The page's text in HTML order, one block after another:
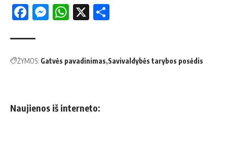
Facebook
Messenger
WhatsApp
X
ŽYMOS: Gatvės pavadinimas Savivaldybės tarybos posėdis
Naujienos iš interneto: